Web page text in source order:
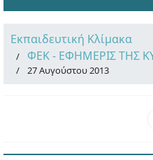
Εκπαιδευτική Κλίμακα
ΦΕΚ - ΕΦΗΜΕΡΙΣ ΤΗΣ
27 Αυγούστου 2013